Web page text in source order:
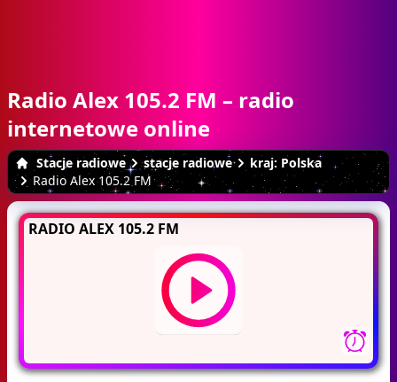
Radio Alex 105.2 FM – radio
internetowe online
Stacje radiowe stacje radiowe
kraj: Polska
Radio Alex 105.2 FM
RADIO ALEX 105.2 FM